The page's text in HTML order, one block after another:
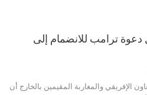
ترامب للانضمام إلى
الإفريقي والمغاربة المقيمين بالخارج أن